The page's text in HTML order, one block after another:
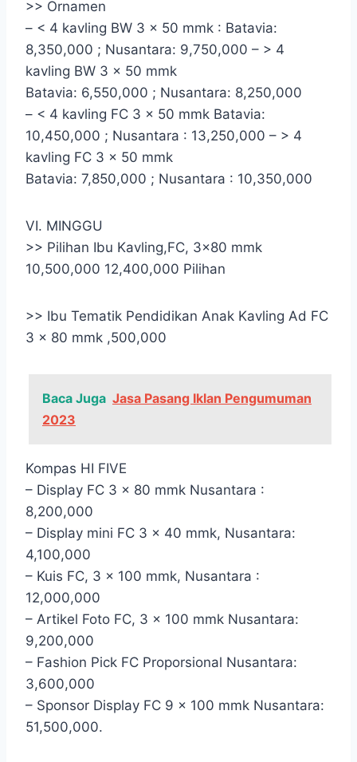
>> Ornamen
– < 4 kavling BW 3 x 50 mmk : Batavia:
8,350,000 ; Nusantara: 9,750,000 – > 4
kavling BW 3 x 50 mmk
Batavia: 6,550,000 ; Nusantara: 8,250,000
– < 4 kavling FC 3 x 50 mmk Batavia:
10,450,000 ; Nusantara : 13,250,000 – > 4
kavling FC 3 x 50 mmk
Batavia: 7,850,000 ; Nusantara : 10,350,000
VI. MINGGU
>> Pilihan Ibu Kavling,FC, 3×80 mmk
10,500,000 12,400,000 Pilihan
>> Ibu Tematik Pendidikan Anak Kavling Ad FC
3 x 80 mmk ,500,000
Baca Juga Jasa Pasang Iklan Pengumuman
2023
Kompas HI FIVE
– Display FC 3 x 80 mmk Nusantara :
8,200,000
– Display mini FC 3 x 40 mmk, Nusantara:
4,100,000
– Kuis FC, 3 x 100 mmk, Nusantara :
12,000,000
– Artikel Foto FC, 3 x 100 mmk Nusantara:
9,200,000
– Fashion Pick FC Proporsional Nusantara:
3,600,000
– Sponsor Display FC 9 x 100 mmk Nusantara:
51,500,000.